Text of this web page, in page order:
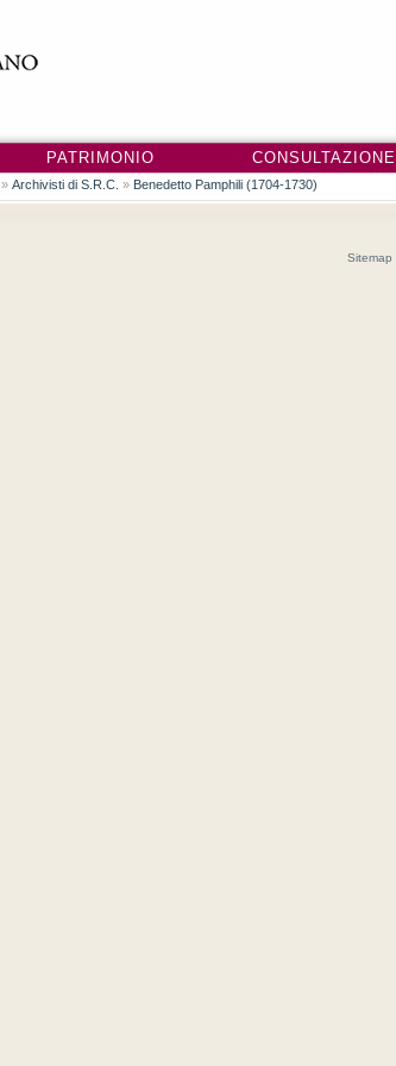
PATRIMONIO CONSULTAZIONE
» Archivisti di S.R.C. » Benedetto Pamphili (1704-1730)
Sitemap